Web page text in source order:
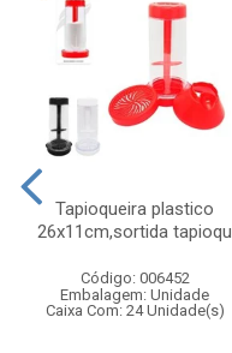
Tapioqueira plastico
26x11cm,sortida tapioqu
Código: 006452
Embalagem: Unidade
Caixa Com: 24 Unidade(s)